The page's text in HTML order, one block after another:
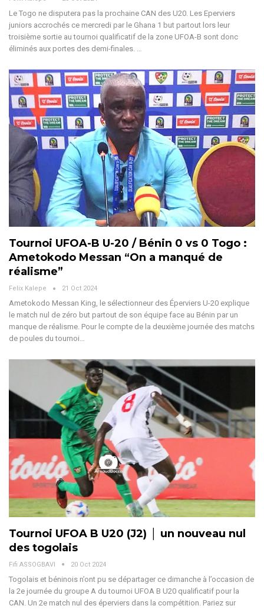
Le Togo ne disputera pas la prochaine CAN des U20. Les Eperviers
juniors accrochés ce mercredi par le Ghana 1 but partout lors leur
troisième sortie au tournoi qualificatif de la zone UFOA-B sont donc
éliminés aux portes des demi-finales.
Tournoi UFOA-B U-20 / Bénin 0 vs 0 Togo :
Ametokodo Messan “On a manqué de
réalisme”
Felix Kalepe 21 Oct 2024
Ametokodo Messan King, le sélectionneur des Éperviers U-20 explique
le match nul de zéro but partout de son équipe face au Bénin par un
manque de réalisme. Pour le compte de la deuxième journée des matchs
de poules du tournoi…
Tournoi UFOA B U20 (J2) │ un nouveau nul
des togolais
Fifi ASSOGBAVI 20 Oct 2024
Togolais et béninois n’ont pu se départager ce dimanche à l’occasion de
la 2e journée du groupe A du tournoi UFOA B U20 qualificatif pour la
CAN. Un 2e match nul des éperviers dans la compétition. Pariez sur